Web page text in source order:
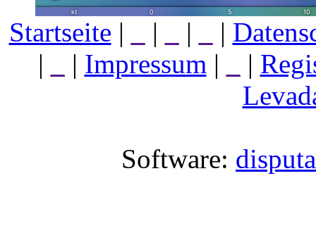
Startseite | | | |
|
| Impressum | |
Software: